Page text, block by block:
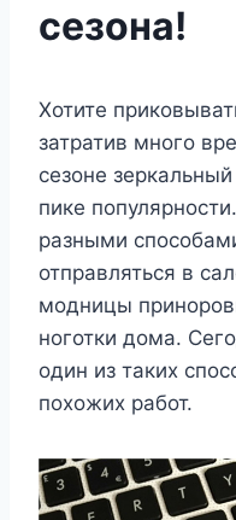
сезона!
Хотите
затратив много
сезоне
пике
разными
отправляться в
модницы
ноготки дома.
один из таких
похожих работ.